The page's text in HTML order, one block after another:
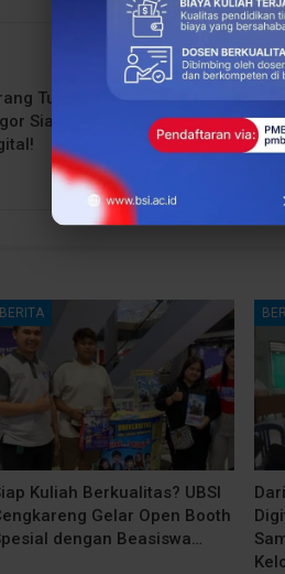
Tua
Siap
Geger!
Tasikmalaya
BERITA
Kuliah Berkualitas? UBSI
Gelar Open Booth
dengan Beasiswa…